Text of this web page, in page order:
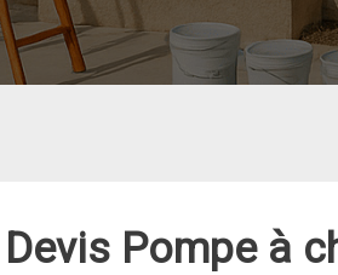
Devis Pompe à